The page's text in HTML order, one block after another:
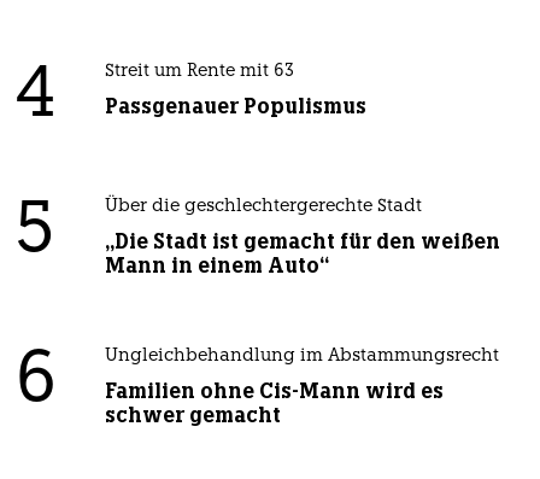
4 Streit um Rente mit 63
Passgenauer Populismus
5 Über die geschlechtergerechte Stadt
„Die Stadt ist gemacht für den weißen
Mann in einem Auto“
6 Ungleichbehandlung im Abstammungsrecht
Familien ohne Cis-Mann wird es
schwer gemacht